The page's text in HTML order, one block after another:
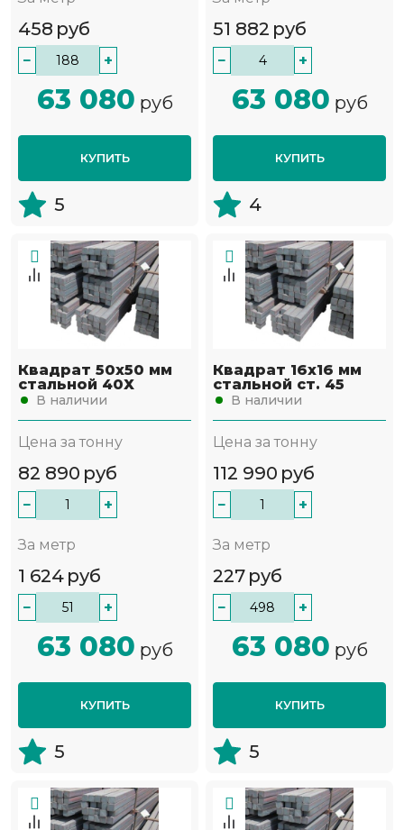
458 руб
− +
63 080 руб
КУПИТЬ
5
51 882 руб
− +
63 080 руб
КУПИТЬ
4
Квадрат 50х50 мм
стальной 40Х
В наличии
Цена за тонну
82 890 руб
− +
За метр
1 624 руб
− +
63 080 руб
КУПИТЬ
5
Квадрат 16х16 мм
стальной ст. 45
В наличии
Цена за тонну
112 990 руб
− +
За метр
227 руб
− +
63 080 руб
КУПИТЬ
5